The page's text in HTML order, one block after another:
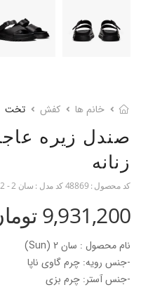
خانم ها کفش تخت
صندل زیره
زنانه
کد محصول : 48869کد مدل : سان 2 - Sun 2
9,931,200 تومان
نام محصول : سان 2 (Sun)
-جنس رویه: چرم گاوی ناپا
-جنس آستر: چرم بزی